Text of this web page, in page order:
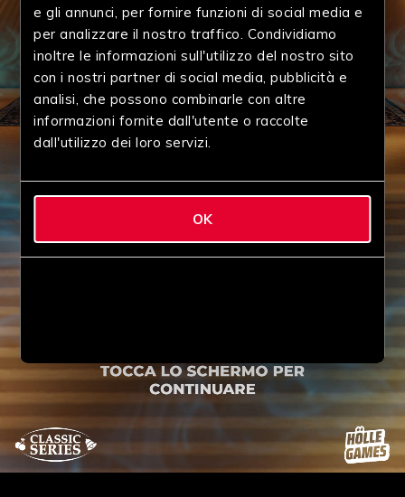
e gli annunci, per fornire funzioni di social media e
per analizzare il nostro traffico. Condividiamo
inoltre le informazioni sull'utilizzo del nostro sito
con i nostri partner di social media, pubblicità e
analisi, che possono combinarle con altre
informazioni fornite dall'utente o raccolte
dall'utilizzo dei loro servizi.
OK